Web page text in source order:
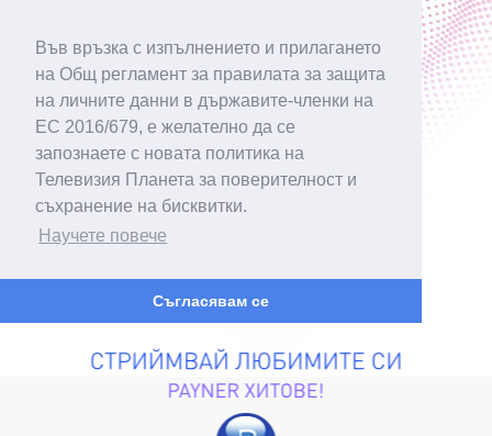
Във връзка с изпълнението и прилагането
на Общ регламент за правилата за защита
на личните данни в държавите-членки на
ЕС 2016/679, е желателно да се
запознаете с новата политика на
Телевизия Планета за поверителност и
съхранение на бисквитки.
Научете повече
Съгласявам се